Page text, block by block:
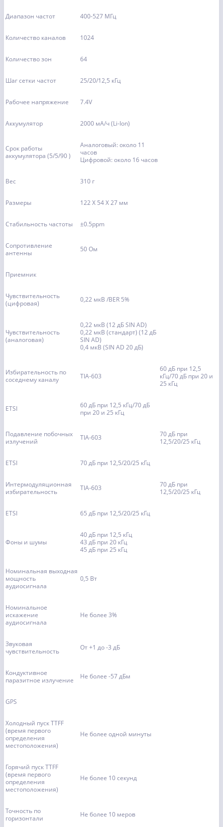
Диапазон частот 400-527 МГц
Количество каналов 1024
Количество зон 64
Шаг сетки частот 25/20/12,5 кГц
Рабочее напряжение 7.4V
Аккумулятор 2000 мА/ч (Li-Ion)
Срок работы
аккумулятора (5/5/90 )
Аналоговый: около 11
часов
Цифровой: около 16 часов
Вес 310 г
Размеры 122 X 54 X 27 мм
Стабильность частоты ±0.5ppm
Сопротивление
антенны
50 Ом
Приемник
Чувствительность
(цифровая)
0,22 мкВ /BER 5%
Чувствительность
(аналоговая)
0,22 мкВ (12 дБ SIN AD)
0,22 мкВ (стандарт) (12 дБ
SIN AD)
0,4 мкВ (SIN AD 20 дБ)
Избирательность по
соседнему каналу
TIA-603
60 дБ при 12,5
кГц/70 дБ при 20 и
25 кГц
ETSI
60 дБ при 12,5 кГц/70 дБ
при 20 и 25 кГц
Подавление побочных
излучений
TIA-603
70 дБ при
12,5/20/25 кГц
ETSI 70 дБ при 12,5/20/25 кГц
Интермодуляционная
избирательность
TIA-603
70 дБ при
12,5/20/25 кГц
ETSI 65 дБ при 12,5/20/25 кГц
Фоны и шумы
40 дБ при 12,5 кГц
43 дБ при 20 кГц
45 дБ при 25 кГц
Номинальная выходная
мощность
аудиосигнала
0,5 Вт
Номинальное
искажение
аудиосигнала
Не более 3%
Звуковая
чувствительность
От +1 до -3 дБ
Кондуктивное
паразитное излучение
Не более -57 дБм
GPS
Холодный пуск TTFF
(время первого
определения
местоположения)
Не более одной минуты
Горячий пуск TTFF
(время первого
определения
местоположения)
Не более 10 секунд
Точность по
горизонтали
Не более 10 меров